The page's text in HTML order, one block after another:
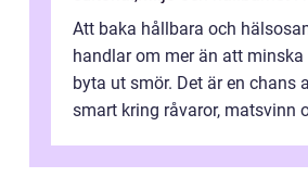
Att baka hållbara och
handlar om mer än att minska
byta ut smör. Det är en chans
smart kring råvaror, matsvinn